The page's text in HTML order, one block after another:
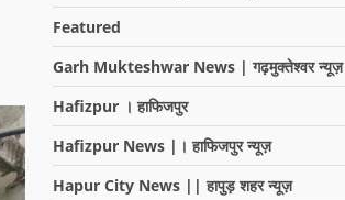
Featured
Garh Mukteshwar News | गढ़मुक्तेश्वर न्यूज़
Hafizpur । हाफिजपुर
Hafizpur News |। हाफिजपुर न्यूज़
Hapur City News || हापुड़ शहर न्यूज़